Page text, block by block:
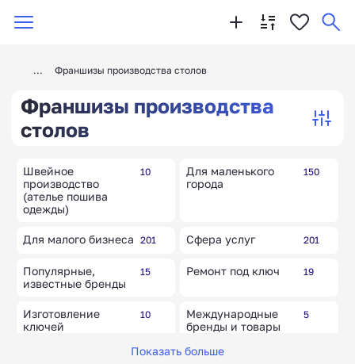
Франшизы производства столов
Франшизы производства
столов
Швейное
производство
(ателье пошива
одежды)
10
Для маленького
города
150
Для малого бизнеса 201 Сфера услуг 201
Популярные,
известные бренды
15 Ремонт под ключ 19
Изготовление
ключей
10
Международные
бренды и товары
5
10
Производство
Показать больше